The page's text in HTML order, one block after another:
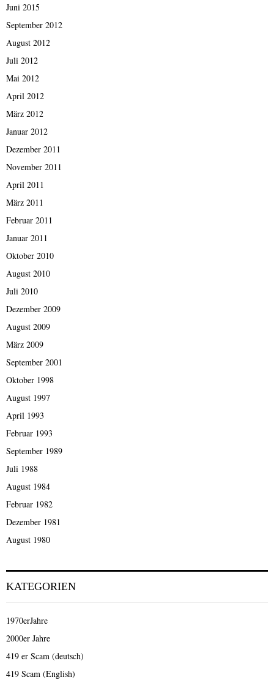
Juni 2015
September 2012
August 2012
Juli 2012
Mai 2012
April 2012
März 2012
Januar 2012
Dezember 2011
November 2011
April 2011
März 2011
Februar 2011
Januar 2011
Oktober 2010
August 2010
Juli 2010
Dezember 2009
August 2009
März 2009
September 2001
Oktober 1998
August 1997
April 1993
Februar 1993
September 1989
Juli 1988
August 1984
Februar 1982
Dezember 1981
August 1980
KATEGORIEN
1970erJahre
2000er Jahre
419 er Scam (deutsch)
419 Scam (English)